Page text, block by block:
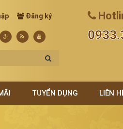
Đăng ký
TUYỂN DỤNG LIÊN